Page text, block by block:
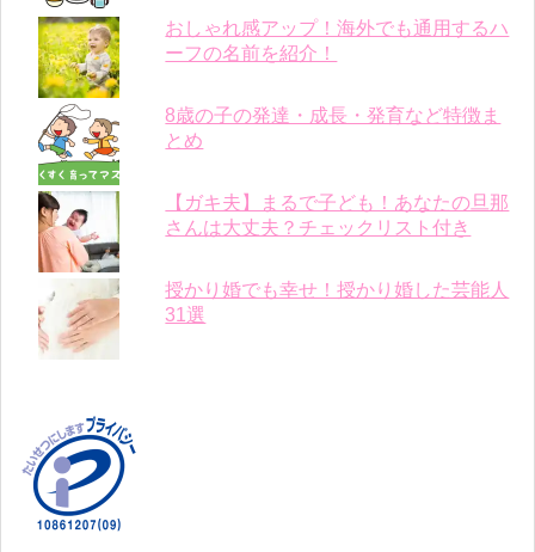
おしゃれ感アップ！海外でも通用するハ
ーフの名前を紹介！
8歳の子の発達・成長・発育など特徴ま
とめ
【ガキ夫】まるで子ども！あなたの旦那
さんは大丈夫？チェックリスト付き
授かり婚でも幸せ！授かり婚した芸能人
31選